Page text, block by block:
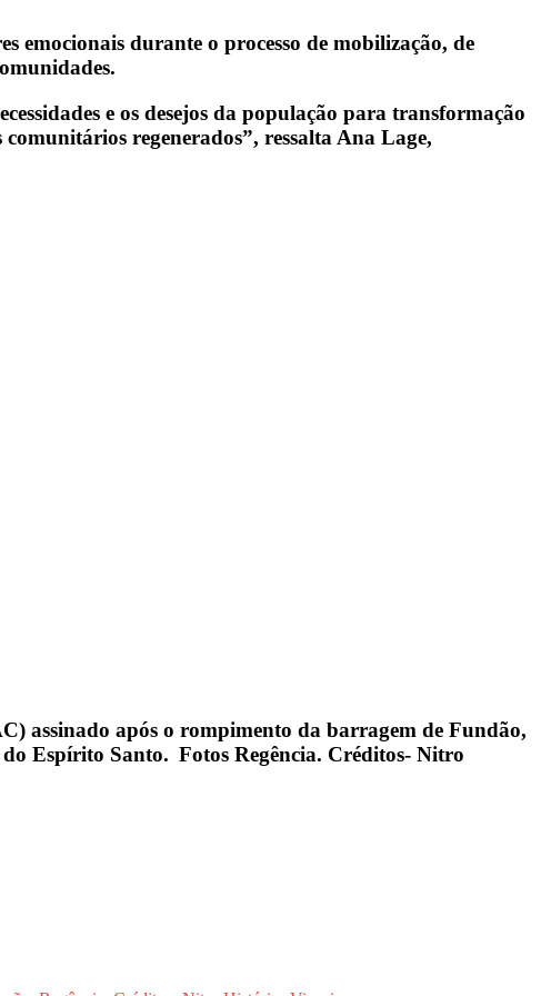
emocionais durante o processo de mobilização, de
e os desejos da população para transformação
regenerados”, ressalta Ana Lage,
assinado após o rompimento da barragem de Fundão,
Espírito Santo. Fotos Regência. Créditos- Nitro